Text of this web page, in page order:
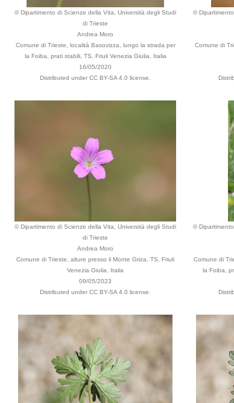
© Dipartimento di Scienze della Vita, Università degli Studi
di Trieste
Andrea Moro
Comune di Trieste, località Basovizza, lungo la strada per
la Foiba, prati stabili, TS, Friuli Venezia Giulia, Italia
16/05/2020
Distributed under CC BY-SA 4.0 license.
©
Comune di
© Dipartimento di Scienze della Vita, Università degli Studi
di Trieste
Andrea Moro
Comune di Trieste, alture presso il Monte Griza, TS, Friuli
Venezia Giulia, Italia
09/05/2023
Distributed under CC BY-SA 4.0 license.
©
Comune di
la Foiba,